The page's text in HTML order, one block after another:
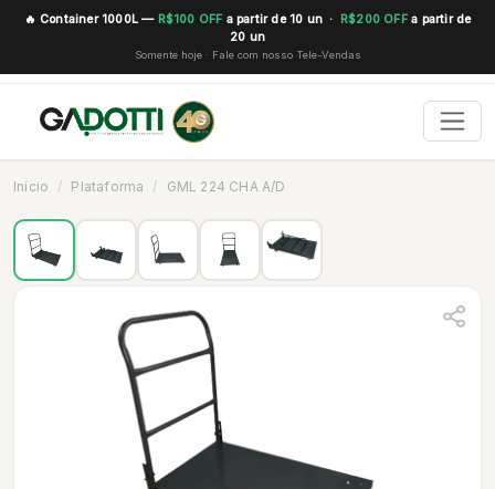
🔥 Container 1000L — R$100 OFF a partir de 10 un · R$200 OFFa partir de
20 un
Somente hoje · Fale com nosso Tele-Vendas
Início Plataforma GML 224 CHA A/D